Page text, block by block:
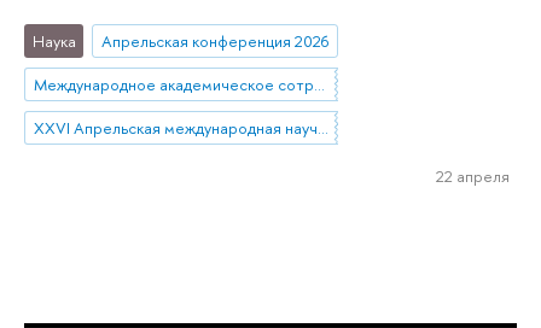
Наука
Апрельская конференция 2026
Международное академическое сотрудничество
XXVI Апрельская международная научная конференция имени Е.Г. Ясина
22 апреля